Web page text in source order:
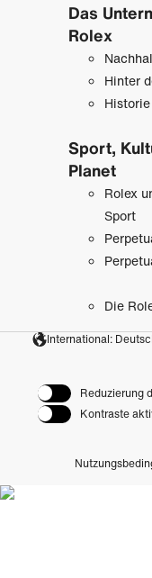
Das
Rolex
Hinter
Historie
Sport,
Planet
Rolex
Sport
Die
International:
Reduzierung
Kontraste